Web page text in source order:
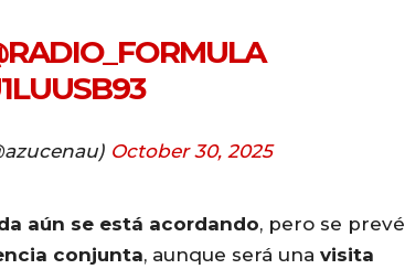
October 30, 2025
aún se está acordando, pero se prevé
conjunta, aunque será una visita